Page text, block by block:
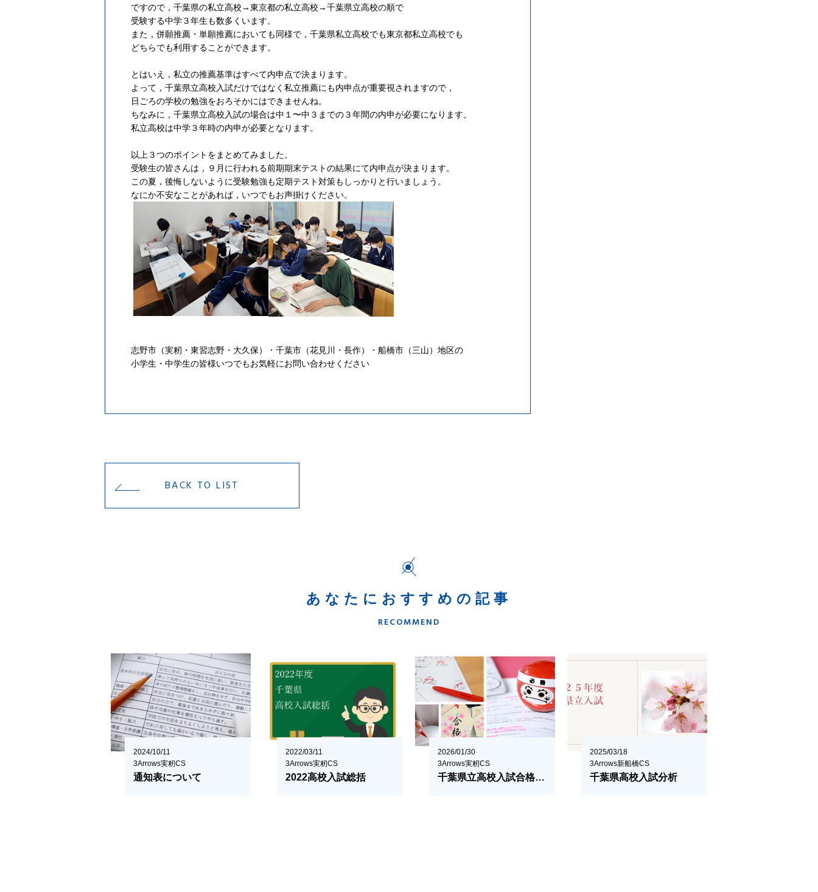
ですので，千葉県の私立高校→東京都の私立高校→千葉県立高校の順で
受験する中学３年生も数多くいます。
また，併願推薦・単願推薦においても同様で，千葉県私立高校でも東京都私立高校でも
どちらでも利用することができます。
とはいえ，私立の推薦基準はすべて内申点で決まります。
よって，千葉県立高校入試だけではなく私立推薦にも内申点が重要視されますので，
日ごろの学校の勉強をおろそかにはできませんね。
ちなみに，千葉県立高校入試の場合は中１〜中３までの３年間の内申が必要になります。
私立高校は中学３年時の内申が必要となります。
以上３つのポイントをまとめてみました。
受験生の皆さんは，９月に行われる前期期末テストの結果にて内申点が決まります。
この夏，後悔しないように受験勉強も定期テスト対策もしっかりと行いましょう。
なにか不安なことがあれば，いつでもお声掛けください。
志野市（実籾・東習志野・大久保）・千葉市（花見川・長作）・船橋市（三山）地区の
小学生・中学生の皆様いつでもお気軽にお問い合わせください
BACK TO LIST
あなたにおすすめの記事
RECOMMEND
2024/10/11
3Arrows実籾CS
通知表について
2022/03/11
3Arrows実籾CS
2022高校入試総括
2026/01/30
3Arrows実籾CS
千葉県立高校入試合格に向けて
2025/03/18
3Arrows新船橋CS
千葉県高校入試分析